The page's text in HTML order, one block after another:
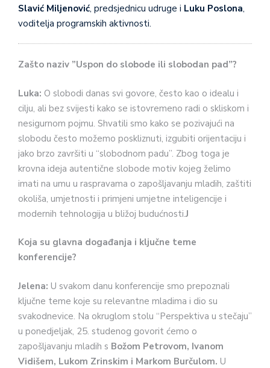
Slavić Miljenović, predsjednicu udruge i Luku Poslona,
voditelja programskih aktivnosti.
Zašto naziv ”Uspon do slobode ili slobodan pad”?
Luka: O slobodi danas svi govore, često kao o idealu i
cilju, ali bez svijesti kako se istovremeno radi o skliskom i
nesigurnom pojmu. Shvatili smo kako se pozivajući na
slobodu često možemo poskliznuti, izgubiti orijentaciju i
jako brzo završiti u “slobodnom padu”. Zbog toga je
krovna ideja autentične slobode motiv kojeg želimo
imati na umu u raspravama o zapošljavanju mladih, zaštiti
okoliša, umjetnosti i primjeni umjetne inteligencije i
modernih tehnologija u bližoj budućnosti.J
Koja su glavna događanja i ključne teme
konferencije?
Jelena: U svakom danu konferencije smo prepoznali
ključne teme koje su relevantne mladima i dio su
svakodnevice. Na okruglom stolu “Perspektiva u stečaju”
u ponedjeljak, 25. studenog govorit ćemo o
zapošljavanju mladih s Božom Petrovom, Ivanom
Vidišem, Lukom Zrinskim i Markom Burčulom. U